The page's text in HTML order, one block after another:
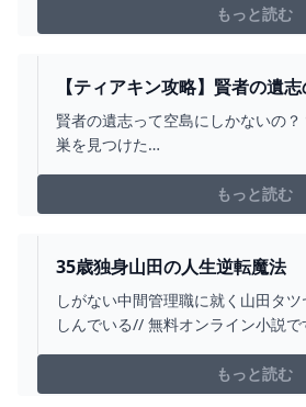
名無しさん 2023/09/16(土) 10:3
もっと読む
【ティアキン攻略】賢者の遺
の伝説】
YOUTUBE
賢者の遺志って空島にしかないの
巣を見つけた
もっと読む
35歳独身山田の人生逆転魔法
た俺は異世界でスローライフ
で悪魔と戦って金儲けをしなが
しがない中間管理職に就く山田タ
しんでいる// 無料オンライン小説で
もっと読む